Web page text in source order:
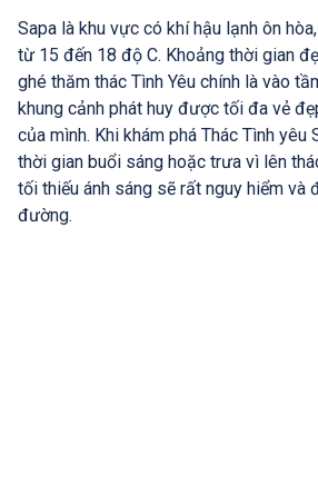
Sapa là khu vực có khí hậu lạnh ôn
từ 15 đến 18 độ C. Khoảng thời gian
ghé thăm thác Tình Yêu chính là vào
khung cảnh phát huy được tối đa vẻ
của mình. Khi khám phá Thác Tình yêu
thời gian buổi sáng hoặc trưa vì lên
tối thiếu ánh sáng sẽ rất nguy hiểm và
đường.